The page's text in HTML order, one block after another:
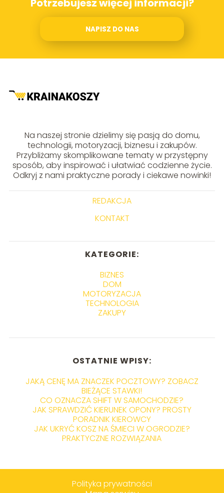
Potrzebujesz więcej informacji?
NAPISZ DO NAS
Na naszej stronie dzielimy się pasją do domu,
technologii, motoryzacji, biznesu i zakupów.
Przybliżamy skomplikowane tematy w przystępny
sposób, aby inspirować i ułatwiać codzienne życie.
Odkryj z nami praktyczne porady i ciekawe nowinki!
REDAKCJA
KONTAKT
KATEGORIE:
BIZNES
DOM
MOTORYZACJA
TECHNOLOGIA
ZAKUPY
OSTATNIE WPISY:
JAKĄ CENĘ MA ZNACZEK POCZTOWY? ZOBACZ
BIEŻĄCE STAWKI!
CO OZNACZA SHIFT W SAMOCHODZIE?
JAK SPRAWDZIĆ KIERUNEK OPONY? PROSTY
PORADNIK KIEROWCY
JAK UKRYĆ KOSZ NA ŚMIECI W OGRODZIE?
PRAKTYCZNE ROZWIĄZANIA
Polityka prywatności